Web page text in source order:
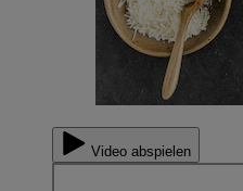
Video abspielen